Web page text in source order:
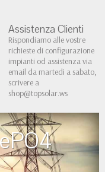
Assistenza Clienti
Rispondiamo alle vostre
richieste di configurazione
impianti od assistenza via
email da martedì a sabato,
scrivere a
shop@topsolar.ws